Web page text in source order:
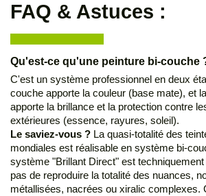
FAQ & Astuces :
Qu'est-ce qu'une peinture bi-couche
C'est un système professionnel en deux
couche apporte la couleur (base mate), et
apporte la brillance et la protection contre
extérieures (essence, rayures, soleil).
Le saviez-vous ? La quasi-totalité des
mondiales est réalisable en système bi-
système "Brillant Direct" est
pas de reproduire la totalité des nuances,
métallisées, nacrées ou xiralic complexes.